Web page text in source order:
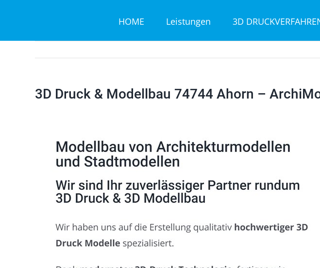
HOME Leistungen 3D
3D Druck & Modellbau 74744 Ahorn –